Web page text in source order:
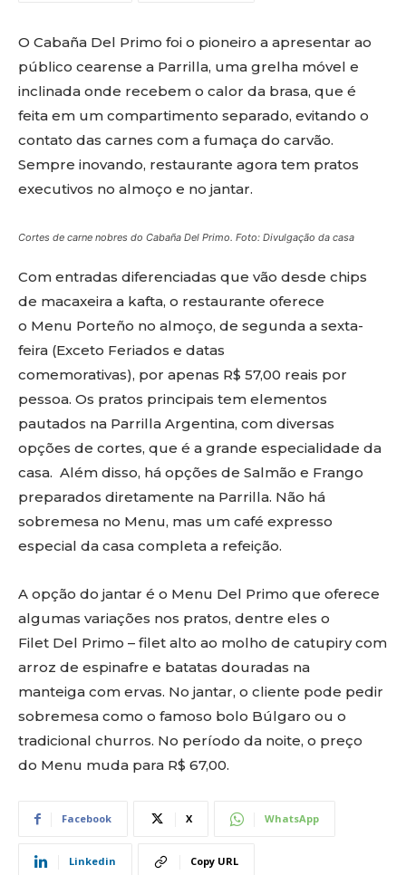
O Cabaña Del Primo foi o pioneiro a apresentar ao
público cearense a Parrilla, uma grelha móvel e
inclinada onde recebem o calor da brasa, que é
feita em um compartimento separado, evitando o
contato das carnes com a fumaça do carvão.
Sempre inovando, restaurante agora tem pratos
executivos no almoço e no jantar.
Cortes de carne nobres do Cabaña Del Primo. Foto: Divulgação da casa
Com entradas diferenciadas que vão desde chips
de macaxeira a kafta, o restaurante oferece
o Menu Porteño no almoço, de segunda a sexta-
feira (Exceto Feriados e datas
comemorativas), por apenas R$ 57,00 reais por
pessoa. Os pratos principais tem elementos
pautados na Parrilla Argentina, com diversas
opções de cortes, que é a grande especialidade da
casa. Além disso, há opções de Salmão e Frango
preparados diretamente na Parrilla. Não há
sobremesa no Menu, mas um café expresso
especial da casa completa a refeição.
A opção do jantar é o Menu Del Primo que oferece
algumas variações nos pratos, dentre eles o
Filet Del Primo – filet alto ao molho de catupiry com
arroz de espinafre e batatas douradas na
manteiga com ervas. No jantar, o cliente pode pedir
sobremesa como o famoso bolo Búlgaro ou o
tradicional churros. No período da noite, o preço
do Menu muda para R$ 67,00.
Facebook X WhatsApp
Linkedin Copy URL